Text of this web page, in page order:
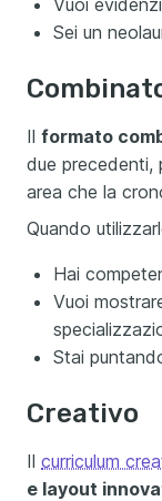
Sei un
Il formato
due precedenti,
area che la
Quando
Hai
Vuoi
Stai
Creativo
Il curriculum
e layout